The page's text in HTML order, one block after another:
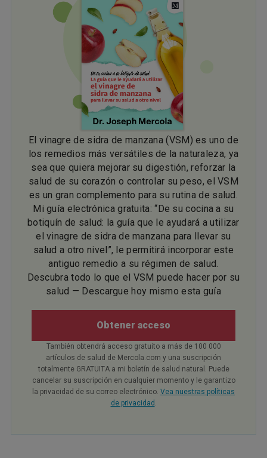
El vinagre de sidra de manzana (VSM) es uno de
los remedios más versátiles de la naturaleza, ya
sea que quiera mejorar su digestión, reforzar la
salud de su corazón o controlar su peso, el VSM
es un gran complemento para su rutina de salud.
Mi guía electrónica gratuita: “De su cocina a su
botiquín de salud: la guía que le ayudará a utilizar
el vinagre de sidra de manzana para llevar su
salud a otro nivel”, le permitirá incorporar este
antiguo remedio a su régimen de salud.
Descubra todo lo que el VSM puede hacer por su
salud — Descargue hoy mismo esta guía
Obtener acceso
También obtendrá acceso gratuito a más de 100 000
artículos de salud de Mercola.com y una suscripción
totalmente GRATUITA a mi boletín de salud natural. Puede
cancelar su suscripción en cualquier momento y le garantizo
la privacidad de su correo electrónico. Vea nuestras políticas
de privacidad .